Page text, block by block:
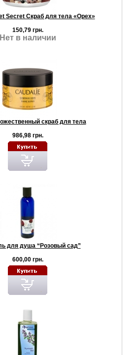
Secret Скраб для тела «Орех»
150,79 грн.
Нет в наличии
скраб для тела
986,98 грн.
для душа “Розовый сад”
600,00 грн.